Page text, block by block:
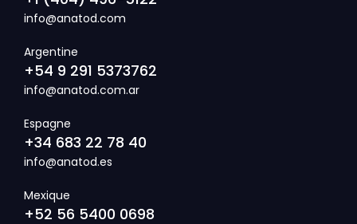
info@anatod.com
Argentine
+54 9 291 5373762
info@anatod.com.ar
Espagne
+34 683 22 78 40
info@anatod.es
Mexique
+52 56 5400 0698